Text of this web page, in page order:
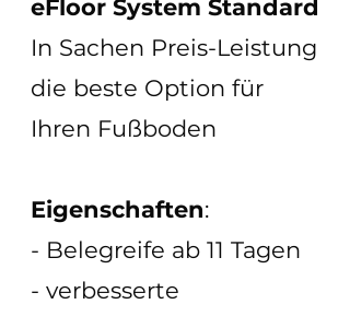
eFloor System Standard
In Sachen Preis-Leistung
die beste Option für
Ihren Fußboden
Eigenschaften:
- Belegreife ab 11 Tagen
- verbesserte